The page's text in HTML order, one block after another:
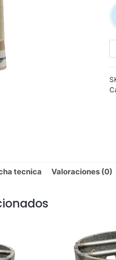
tecnica Valoraciones (0)